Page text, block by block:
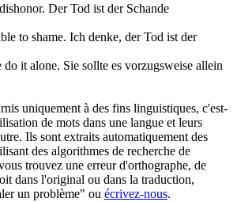
Der Tod ist der Schande
to shame. Ich denke, der Tod ist der
do it alone. Sie sollte es vorzugsweise allein
uniquement à des fins linguistiques, c'est-
de mots dans une langue et leurs
Ils sont extraits automatiquement des
des algorithmes de recherche de
trouvez une erreur d'orthographe, de
dans l'original ou dans la traduction,
un problème" ou écrivez-nous.